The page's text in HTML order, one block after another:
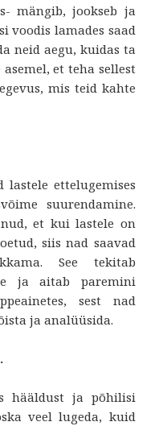
mängib, jookseb ja
voodis lamades saad
neid aegu, kuidas ta
et teha sellest
mis teid kahte
ettelugemises
suurendamine.
et kui lastele on
siis nad saavad
See tekitab
ja aitab paremini
sest nad
ja analüüsida.
hääldust ja põhilisi
veel lugeda, kuid